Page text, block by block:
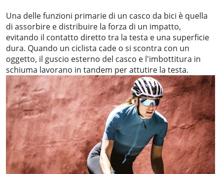
Una delle funzioni primarie di un casco da bici è quella
di assorbire e distribuire la forza di un impatto,
evitando il contatto diretto tra la testa e una superficie
dura. Quando un ciclista cade o si scontra con un
oggetto, il guscio esterno del casco e l'imbottitura in
schiuma lavorano in tandem per attutire la testa.